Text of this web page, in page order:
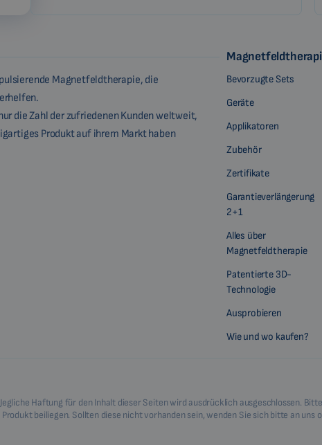
Magnetfeldtherapie, die
die Zahl der zufriedenen Kunden weltweit,
Produkt auf ihrem Markt haben
Bevorzugte Sets
Geräte
Applikatoren
Zubehör
Zertifikate
Garantieverlängerung
2+1
Alles über
Magnetfeldtherapie
Patentierte 3D-
Technologie
Ausprobieren
Wie und wo kaufen?
Haftung für den Inhalt dieser Seiten wird ausdrücklich ausgeschlossen.
beiliegen. Sollten diese nicht vorhanden sein, wenden Sie sich bitte an uns